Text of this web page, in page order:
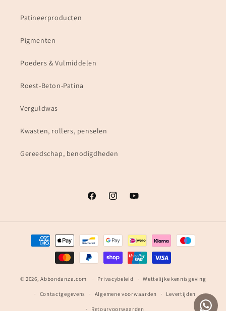
Patineerproducten
Pigmenten
Poeders & Vulmiddelen
Roest-Beton-Patina
Verguldwas
Kwasten, rollers, penselen
Gereedschap, benodigdheden
FacebookInstagramYouTube
Betaalmethoden
© 2026,Abbondanza.com Privacybeleid Wettelijke kennisgeving
Contactgegevens Algemene voorwaarden Levertijden
Retourvoorwaarden